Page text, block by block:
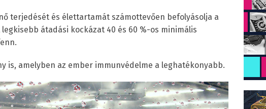
terjedését és élettartamát számottevően befolyásolja a
átadási kockázat 40 és 60 %-os minimális
is, amelyben az ember immunvédelme a leghatékonyabb.